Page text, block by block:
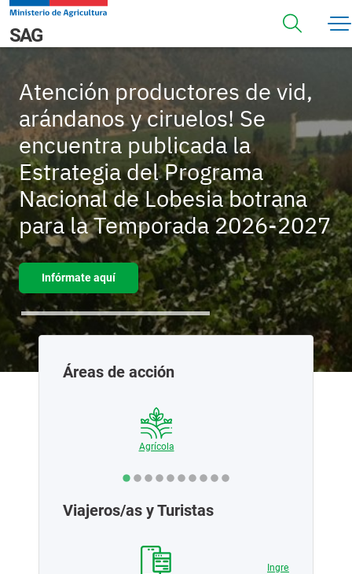
Pasar al contenido principal
Navegación principal
SAG
Atención productores de vid,
arándanos y ciruelos! Se
encuentra publicada la
Estrategia del Programa
Nacional de Lobesia botrana
para la Temporada 2026-2027
Infórmate aquí
Áreas de acción
Agrícola
Viajeros/as y Turistas
Ingreso de